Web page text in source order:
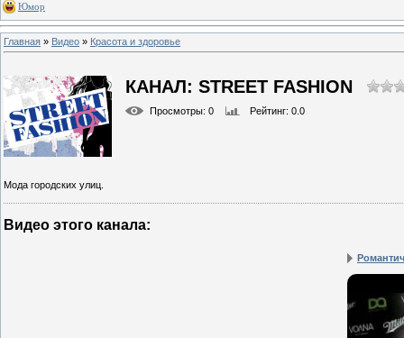
Юмор
Главная » Видео » Красота и здоровье
КАНАЛ: STREET FASHION
Просмотры: 0 Рейтинг: 0.0
Мода городских улиц.
Видео этого канала: